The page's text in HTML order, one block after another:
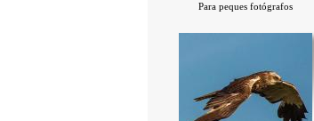
Para peques fotógrafos